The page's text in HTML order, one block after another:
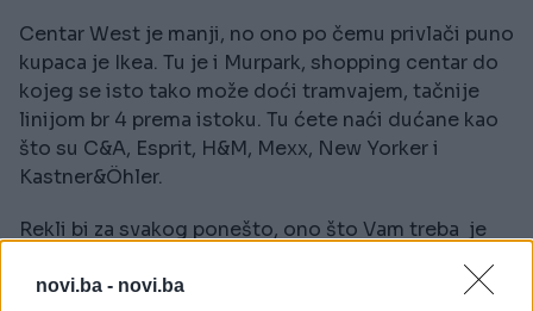
novi.ba - novi.ba
Centar West je manji, no ono po čemu privlači puno
kupaca je Ikea. Tu je i Murpark, shopping centar do
kojeg se isto tako može doći tramvajem, tačnije
linijom br 4 prema istoku. Tu ćete naći dućane kao
što su C&A, Esprit, H&M, Mexx, New Yorker i
Kastner&Öhler.
Rekli bi za svakog ponešto, ono što Vam treba je
zamislili da ćete vidjet i ostvarili.